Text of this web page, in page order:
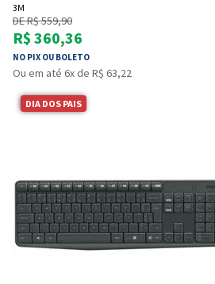
3M
DE R$ 559,90
R$ 360,36
NO PIX OU BOLETO
Ou em até 6x de R$ 63,22
DIA DOS PAIS